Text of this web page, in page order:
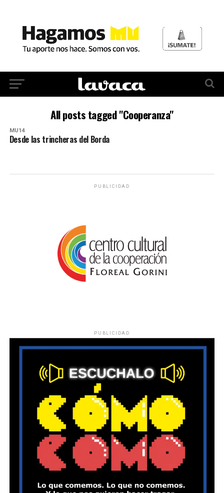
All posts tagged "Cooperanza"
MU14
Desde las trincheras del Borda
PUBLICIDAD
PUBLICIDAD